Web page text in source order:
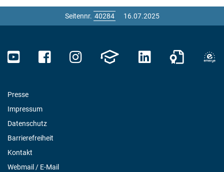
Seitennr. 16.07.2025
Presse
Impressum
Datenschutz
Barrierefreiheit
Kontakt
Webmail / E-Mail